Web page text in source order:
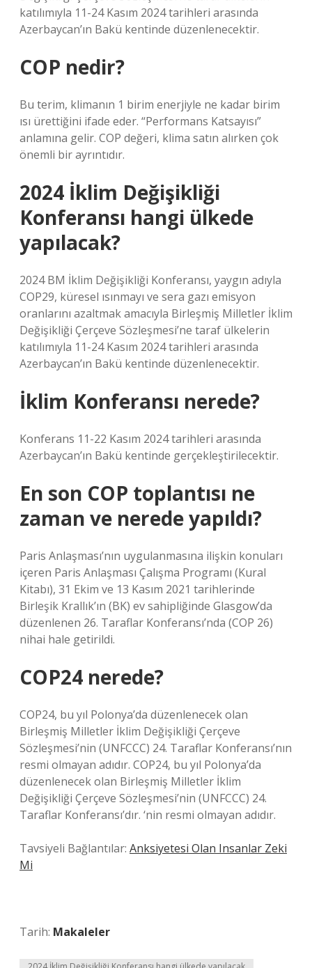
katılımıyla 11-24 Kasım 2024 tarihleri ​​arasında
Azerbaycan’ın Bakü kentinde düzenlenecektir.
COP nedir?
Bu terim, klimanın 1 birim enerjiyle ne kadar birim
ısı ürettiğini ifade eder. “Performans Katsayısı”
anlamına gelir. COP değeri, klima satın alırken çok
önemli bir ayrıntıdır.
2024 İklim Değişikliği
Konferansı hangi ülkede
yapılacak?
2024 BM İklim Değişikliği Konferansı, yaygın adıyla
COP29, küresel ısınmayı ve sera gazı emisyon
oranlarını azaltmak amacıyla Birleşmiş Milletler İklim
Değişikliği Çerçeve Sözleşmesi’ne taraf ülkelerin
katılımıyla 11-24 Kasım 2024 tarihleri ​​arasında
Azerbaycan’ın Bakü kentinde düzenlenecektir.
İklim Konferansı nerede?
Konferans 11-22 Kasım 2024 tarihleri ​​arasında
Azerbaycan’ın Bakü kentinde gerçekleştirilecektir.
En son COP toplantısı ne
zaman ve nerede yapıldı?
Paris Anlaşması’nın uygulanmasına ilişkin konuları
içeren Paris Anlaşması Çalışma Programı (Kural
Kitabı), 31 Ekim ve 13 Kasım 2021 tarihlerinde
Birleşik Krallık’ın (BK) ev sahipliğinde Glasgow’da
düzenlenen 26. Taraflar Konferansı’nda (COP 26)
nihai hale getirildi.
COP24 nerede?
COP24, bu yıl Polonya’da düzenlenecek olan
Birleşmiş Milletler İklim Değişikliği Çerçeve
Sözleşmesi’nin (UNFCCC) 24. Taraflar Konferansı’nın
resmi olmayan adıdır. COP24, bu yıl Polonya’da
düzenlenecek olan Birleşmiş Milletler İklim
Değişikliği Çerçeve Sözleşmesi’nin (UNFCCC) 24.
Taraflar Konferansı’dır. ‘nin resmi olmayan adıdır.
Tavsiyeli Bağlantılar: Anksiyetesi Olan Insanlar Zeki
Mi
Tarih: Makaleler